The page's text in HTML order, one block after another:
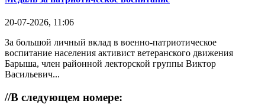
20-07-2026, 11:06
За большой личный вклад в военно-патриотическое
воспитание населения активист ветеранского движения
Барыша, член районной лекторской группы Виктор
Васильевич...
//В следующем номере: